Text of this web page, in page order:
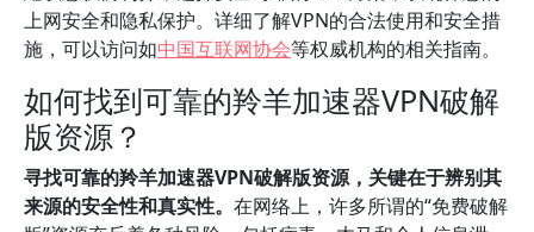
上网安全和隐私保护。详细了解VPN的合法使用和安全措
施，可以访问如中国互联网协会等权威机构的相关指南。
如何找到可靠的羚羊加速器VPN破解
版资源？
寻找可靠的羚羊加速器VPN破解版资源，关键在于辨别其
来源的安全性和真实性。 在网络上，许多所谓的“免费破解